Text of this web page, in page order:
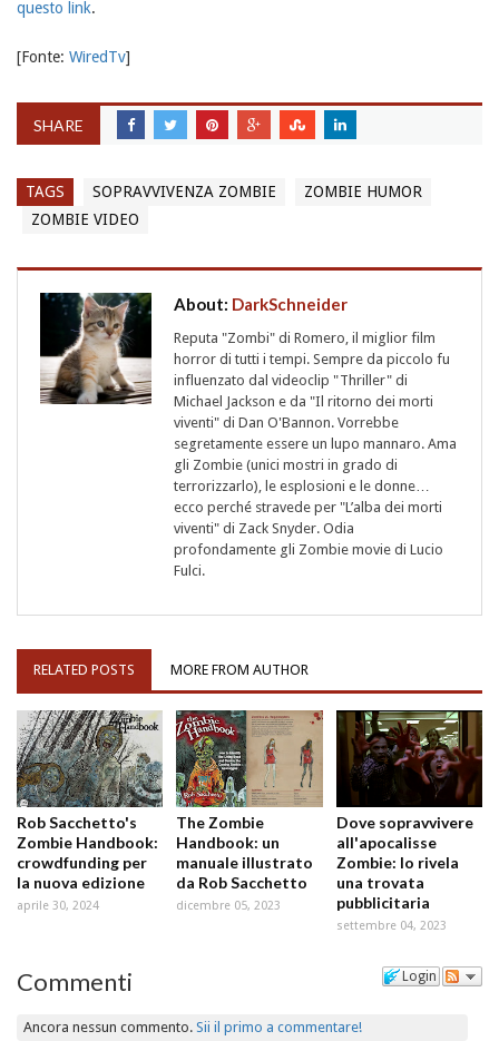
questo link.
[Fonte: WiredTv]
SHARE
TAGS SOPRAVVIVENZA ZOMBIE
ZOMBIE HUMOR
ZOMBIE VIDEO
About: DarkSchneider
Reputa "Zombi" di Romero, il miglior film
horror di tutti i tempi. Sempre da piccolo fu
influenzato dal videoclip "Thriller" di
Michael Jackson e da "Il ritorno dei morti
viventi" di Dan O'Bannon. Vorrebbe
segretamente essere un lupo mannaro. Ama
gli Zombie (unici mostri in grado di
terrorizzarlo), le esplosioni e le donne…
ecco perché stravede per "L’alba dei morti
viventi" di Zack Snyder. Odia
profondamente gli Zombie movie di Lucio
Fulci.
RELATED POSTS MORE FROM AUTHOR
Rob Sacchetto's
Zombie Handbook:
crowdfunding per
la nuova edizione
aprile 30, 2024
The Zombie
Handbook: un
manuale illustrato
da Rob Sacchetto
dicembre 05, 2023
Dove sopravvivere
all'apocalisse
Zombie: lo rivela
una trovata
pubblicitaria
settembre 04, 2023
Login
Commenti
Ancora nessun commento.Sii il primo a commentare!